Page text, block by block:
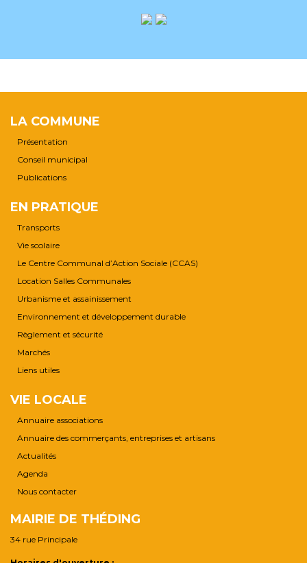
LA COMMUNE
Présentation
Conseil municipal
Publications
EN PRATIQUE
Transports
Vie scolaire
Le Centre Communal d’Action Sociale (CCAS)
Location Salles Communales
Urbanisme et assainissement
Environnement et développement durable
Règlement et sécurité
Marchés
Liens utiles
VIE LOCALE
Annuaire associations
Annuaire des commerçants, entreprises et artisans
Actualités
Agenda
Nous contacter
MAIRIE DE THÉDING
34 rue Principale